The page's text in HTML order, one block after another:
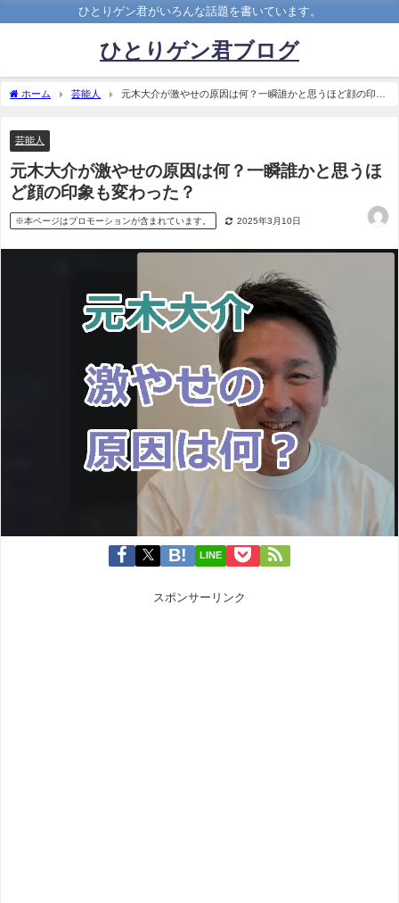
ひとりゲン君がいろんな話題を書いています。
ひとりゲン君ブログ
ホーム 芸能人
元木大介が激やせの原因は何？一瞬誰かと思うほど顔の印象
芸能人
元木大介が激やせの原因は何？一瞬誰かと思うほ
ど顔の印象も変わった？
※本ページはプロモーションが含まれています。 2025年3月10日
LINE
スポンサーリンク